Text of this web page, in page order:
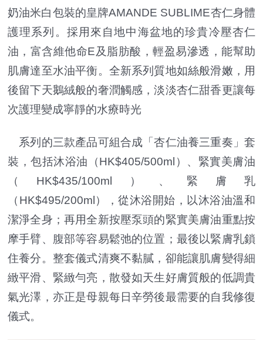
奶油米白包裝的皇牌AMANDE SUBLIME杏仁身體
護理系列。採用來自地中海盆地的珍貴冷壓杏仁
油，富含維他命E及脂肪酸，輕盈易滲透，能幫助
肌膚達至水油平衡。全新系列質地如絲般滑嫩，用
後留下天鵝絨般的奢潤觸感，淡淡杏仁甜香更讓每
次護理變成寧靜的水療時光
系列的三款產品可組合成「杏仁油養三重奏」套
裝，包括沐浴油（HK$405/500ml）、緊實美膚油
（HK$435/100ml）、緊膚乳
（HK$495/200ml），從沐浴開始，以沐浴油溫和
潔淨全身；再用全新按壓泵頭的緊實美膚油重點按
摩手臂、腹部等容易鬆弛的位置；最後以緊膚乳鎖
住養分。整套儀式清爽不黏膩，卻能讓肌膚變得細
緻平滑、緊緻勻亮，散發如天生好膚質般的低調貴
氣光澤，亦正是母親每日辛勞後最需要的自我修復
儀式。